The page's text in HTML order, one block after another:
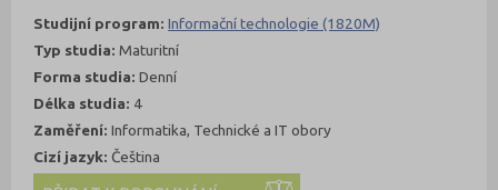
Studijní program:Informační technologie (1820M)
Typ studia:Maturitní
Forma studia:Denní
Délka studia: 4
Zaměření:Informatika, Technické a IT obory
Cizí jazyk:Čeština